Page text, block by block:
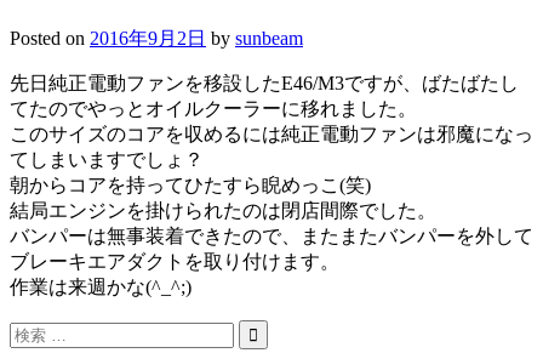
Posted on 2016年9月2日 by sunbeam
先日純正電動ファンを移設したE46/M3ですが、ばたばたし
てたのでやっとオイルクーラーに移れました。
このサイズのコアを収めるには純正電動ファンは邪魔になっ
てしまいますでしょ？
朝からコアを持ってひたすら睨めっこ(笑)
結局エンジンを掛けられたのは閉店間際でした。
バンパーは無事装着できたので、またまたバンパーを外して
ブレーキエアダクトを取り付けます。
作業は来週かな(^_^;)